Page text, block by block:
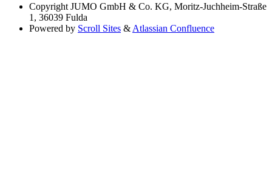
Copyright JUMO GmbH & Co. KG, Moritz-Juchheim-Straße
1, 36039 Fulda
Powered by Scroll Sites & Atlassian Confluence